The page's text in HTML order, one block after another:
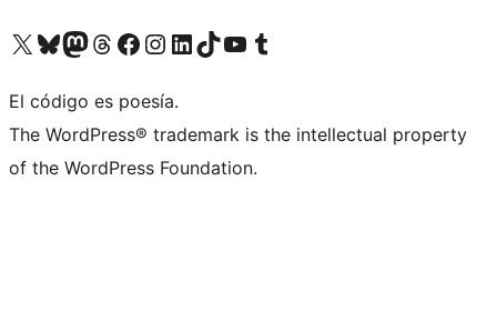
Visit our X (formerly Twitter) account
Visit our Bluesky account
Visit our Mastodon account
Visit our Threads account
Visita nuestra página de Facebook
Visita nuestra cuenta de Instagram
Visita nuestra cuenta de LinkedIn
Visit our TikTok account
Visita nuestro canal de YouTube
Visit our Tumblr account
El código es poesía.
The WordPress® trademark is the intellectual property
of the WordPress Foundation.